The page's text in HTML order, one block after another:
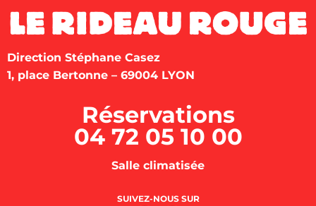
Direction Stéphane Casez
1, place Bertonne – 69004 LYON
Réservations
04 72 05 10 00
Salle climatisée
SUIVEZ-NOUS SUR